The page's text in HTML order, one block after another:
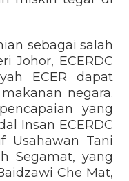
sebagai salah
Johor, ECERDC
ECER dapat
negara.
yang
Insan ECERDC
Usahawan Tani
Segamat, yang
Che Mat,